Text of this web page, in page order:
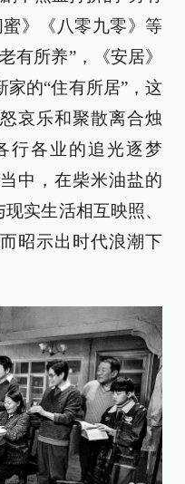
》《八零九零》等
有所养”，《安居》
家的“住有所居”，这
哀乐和聚散离合烛
行各业的追光逐梦
中，在柴米油盐的
实生活相互映照、
昭示出时代浪潮下